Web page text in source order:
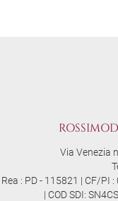
Via Venezia
Rea : PD - 115821 | CF/PI
| COD SDI: